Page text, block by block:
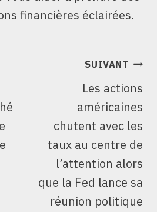
financières éclairées.
SUIVANT
Les actions
américaines
chutent avec les
taux au centre de
l’attention alors
que la Fed lance sa
réunion politique